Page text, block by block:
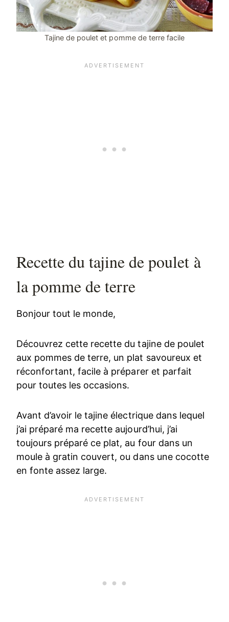
Tajine de poulet et pomme de terre facile
Recette du tajine de poulet à
la pomme de terre
Bonjour tout le monde,
Découvrez cette recette du tajine de poulet
aux pommes de terre, un plat savoureux et
réconfortant, facile à préparer et parfait
pour toutes les occasions.
Avant d’avoir le tajine électrique dans lequel
j’ai préparé ma recette aujourd’hui, j’ai
toujours préparé ce plat, au four dans un
moule à gratin couvert, ou dans une cocotte
en fonte assez large.